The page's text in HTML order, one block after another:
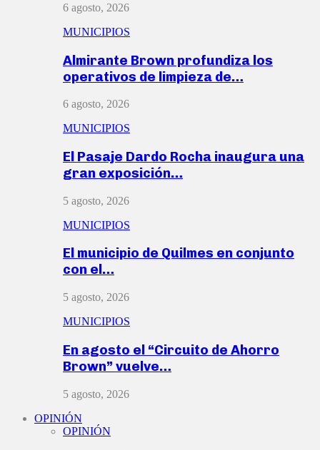
6 agosto, 2026
MUNICIPIOS
Almirante Brown profundiza los
operativos de limpieza de…
6 agosto, 2026
MUNICIPIOS
El Pasaje Dardo Rocha inaugura una
gran exposición…
5 agosto, 2026
MUNICIPIOS
El municipio de Quilmes en conjunto
con el…
5 agosto, 2026
MUNICIPIOS
En agosto el “Circuito de Ahorro
Brown” vuelve…
5 agosto, 2026
OPINIÓN
OPINIÓN